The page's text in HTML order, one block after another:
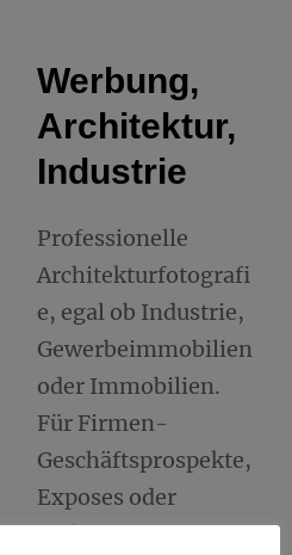
Werbung,
Architektur,
Industrie
Professionelle
Architekturfotografi
e, egal ob Industrie,
Gewerbeimmobilien
oder Immobilien.
Für Firmen-
Geschäftsprospekte,
Exposes oder
Webseiten.